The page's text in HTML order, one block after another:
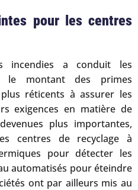
pour les centres
incendies a conduit les
le montant des primes
réticents à assurer les
exigences en matière de
plus importantes,
centres de recyclage à
pour détecter les
automatisés pour éteindre
ont par ailleurs mis au